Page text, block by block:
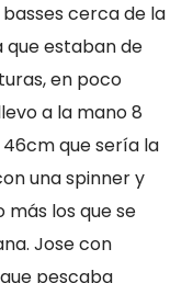
cerca de la
estaban de
en poco
a la mano 8
que sería la
una spinner y
los que se
Jose con
pescaba